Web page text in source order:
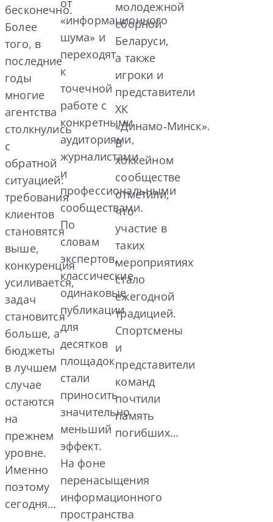
бесконечно.
Более
того, в
последние
годы
многие
агентства
столкнулись
с
обратной
ситуацией:
требования
клиентов
становятся
выше,
конкуренция
усиливается,
задач
становится
больше, а
бюджеты
в лучшем
случае
остаются
на
прежнем
уровне.
Именно
поэтому
сегодня…
«информационного
шума» и
переходят
к
точечной
работе с
конкретными
аудиториями,
журналистами
и
профессиональными
сообществами.
По
словам
экспертов,
классические
одинаковые
публикации
для
десятков
площадок
стали
приносить
значительно
меньший
эффект.
На фоне
перенасыщения
информационного
пространства
молодежной
сборной
Беларуси,
а также
игроки и
представители
ХК
«Динамо‑Минск».
В
хоккейном
сообществе
отметили,
что
участие в
таких
мероприятиях
стало
ежегодной
традицией.
Спортсмены
и
представители
команд
почтили
память
погибших…